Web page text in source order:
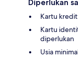
Diperlukan
Kartu
Kartu
diperlukan
Usia